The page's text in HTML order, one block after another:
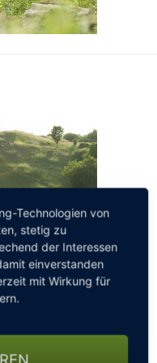
Technologien von
stetig zu
der Interessen
einverstanden
mit Wirkung für